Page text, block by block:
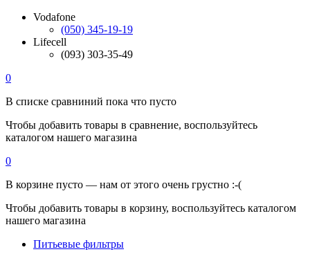
Vodafone
(050) 345-19-19
Lifecell
(093) 303-35-49
0
В списке сравниний пока что пусто
Чтобы добавить товары в сравнение, воспользуйтесь
каталогом нашего магазина
0
В корзине пусто — нам от этого очень грустно :-(
Чтобы добавить товары в корзину, воспользуйтесь каталогом
нашего магазина
Питьевые фильтры